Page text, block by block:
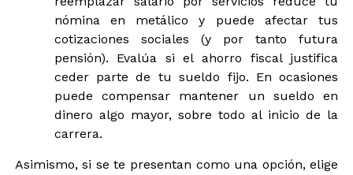
nómina en metálico y puede afectar tus
cotizaciones sociales (y por tanto futura
pensión). Evalúa si el ahorro fiscal justifica
ceder parte de tu sueldo fijo. En ocasiones
puede compensar mantener un sueldo en
dinero algo mayor, sobre todo al inicio de la
carrera.
Asimismo, si se te presentan como una opción, elige